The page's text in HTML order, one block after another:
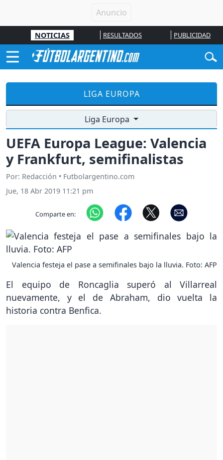
NOTICIAS RESULTADOS PUBLICIDAD
LIGA EUROPA
Liga Europa
UEFA Europa League: Valencia
y Frankfurt, semifinalistas
Por: Redacción • Futbolargentino.com
Jue, 18 Abr 2019 11:21 pm
Comparte en:
Valencia festeja el pase a semifinales bajo la lluvia. Foto: AFP
El equipo de Roncaglia superó al Villarreal
nuevamente, y el de Abraham, dio vuelta la
historia contra Benfica.